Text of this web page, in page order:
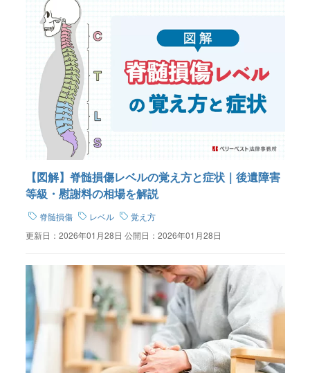
【図解】脊髄損傷レベルの覚え方と症状｜後遺障害
等級・慰謝料の相場を解説
脊髄損傷 レベル
覚え方
更新日： 2026年01月28日 公開日： 2026年01月28日